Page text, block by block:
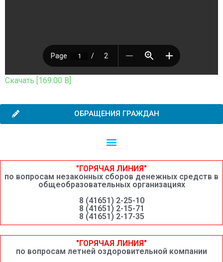
Скачать [169.00 B]
ОБРАЩЕНИЯ ГРАЖДАН
"ГОРЯЧАЯ ЛИНИЯ"
по вопросам незаконных сборов денежных средств в
общеобразовательных организациях
8 (41651) 2-25-10
8 (41651) 2-15-71
8 (41651) 2-17-35
"ГОРЯЧАЯ ЛИНИЯ"
по вопросам летней оздоровительной компании